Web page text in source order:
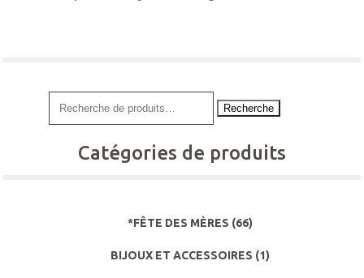
Recherche
Catégories de produits
*FÊTE DES MÈRES (66)
BIJOUX ET ACCESSOIRES (1)